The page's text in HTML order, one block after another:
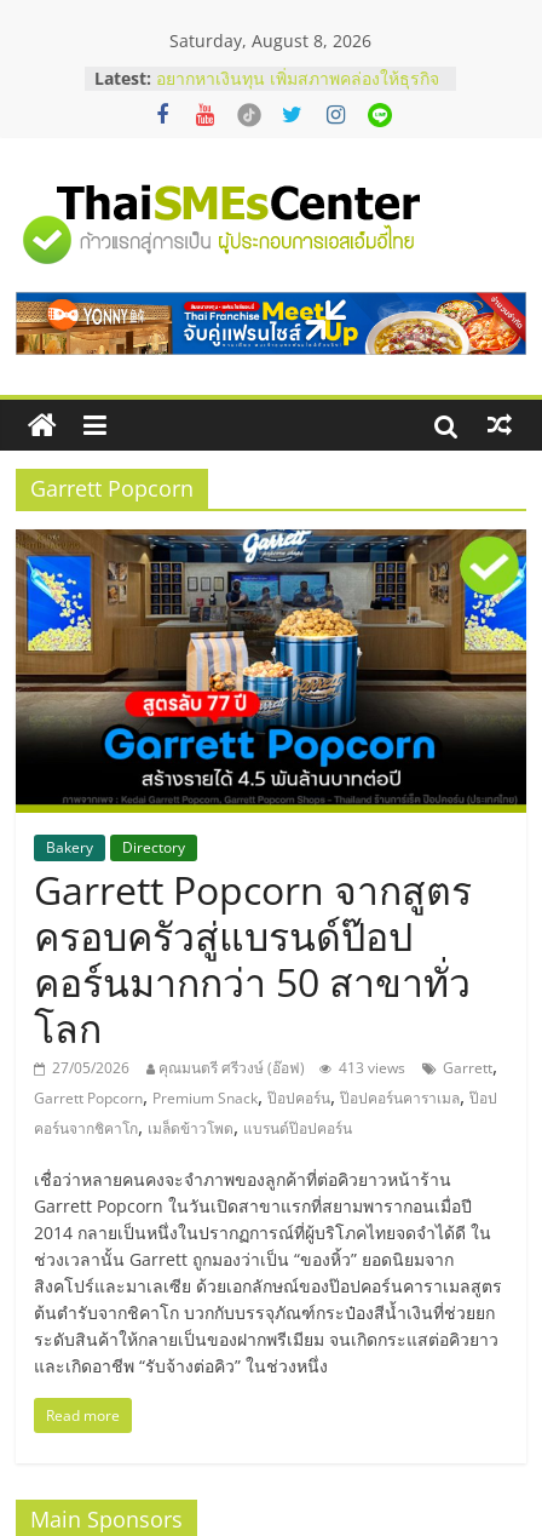
Saturday, August 8, 2026
Latest:
บริษัท Cybersecurity ในไทยที่ไหนดี?
วิธีเลือกผู้ให้บริการให้คุ้มค่าและตอบ
โจทย์ธุรกิจ
อยากหาเงินทุน เพิ่มสภาพคล่องให้ธุรกิจ
บริการน้ำมัน Shell
สัมมนาลงทุน แฟรนไชส์ยอนนี่
ThaiFranchise Meet Up จับคู่แฟรน
ร้านเครื่องเสียงคุณภาพสูง พร้อม
โซลูชันระบบภาพและเสียง
"ศูนย์
รวม
ข้อมูล
ธุรกิจ
SME
แห่ง
ประเทศไทย,
ThaiSMEsCenter,
รวม
ธุรกิจ
เอ
ส
เอ็
มอี
ไทย,
SMEs,
แฟ
รน
ไชส์,
ที่
Garrett Popcorn
Bakery Directory
Garrett Popcorn จากสูตร
ครอบครัวสู่แบรนด์ป๊อป
คอร์นมากกว่า 50 สาขาทั่ว
โลก
27/05/2026 คุณมนตรี ศรีวงษ์ (อ๊อฟ) 413 views Garrett,
Garrett Popcorn, Premium Snack,ป๊อปคอร์น,ป๊อปคอร์นคาราเมล,ป๊อป
คอร์นจากชิคาโก, เมล็ดข้าวโพด, แบรนด์ป๊อปคอร์น
เชื่อว่าหลายคนคงจะจำภาพของลูกค้าที่ต่อคิวยาวหน้าร้าน
Garrett Popcorn ในวันเปิดสาขาแรกที่สยามพารากอนเมื่อปี
2014 กลายเป็นหนึ่งในปรากฏการณ์ที่ผู้บริโภคไทยจดจำได้ดี ใน
ช่วงเวลานั้น Garrett ถูกมองว่าเป็น “ของหิ้ว” ยอดนิยมจาก
สิงคโปร์และมาเลเซีย ด้วยเอกลักษณ์ของป๊อปคอร์นคาราเมลสูตร
ต้นตำรับจากชิคาโก บวกกับบรรจุภัณฑ์กระป๋องสีน้ำเงินที่ช่วยยก
ระดับสินค้าให้กลายเป็นของฝากพรีเมียม จนเกิดกระแสต่อคิวยาว
และเกิดอาชีพ “รับจ้างต่อคิว” ในช่วงหนึ่ง
Read more
Main Sponsors